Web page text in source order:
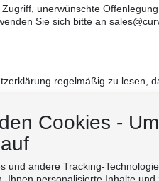
Cookies -
und andere Tracking-
unerwünschte
Sie sich bitte an
regelmäßig zu lesen,
B.V.